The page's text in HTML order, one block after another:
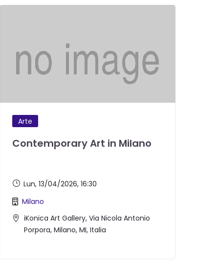
Arte
Contemporary Art in Milano
iKonica Art Gallery, Via Nicola Antonio
Porpora, Milano, MI, Italia
Milano
Lun, 13/04/2026, 16:30